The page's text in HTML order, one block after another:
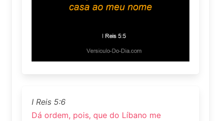
I Reis 5:6
Dá ordem, pois, que do Líbano me